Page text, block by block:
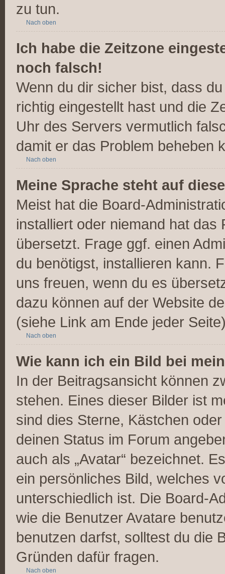
zu tun.
Nach oben
Ich habe die Zeitzone
noch falsch!
Wenn du dir sicher bist, dass
richtig eingestellt hast und die
Uhr des Servers vermutlich
damit er das Problem beheben
Nach oben
Meine Sprache steht auf
Meist hat die Board-
installiert oder niemand hat
übersetzt. Frage ggf. einen
du benötigst, installieren kann.
uns freuen, wenn du es
dazu können auf der Website
(siehe Link am Ende jeder
Nach oben
Wie kann ich ein Bild bei
In der Beitragsansicht können
stehen. Eines dieser Bilder ist
sind dies Sterne, Kästchen
deinen Status im Forum
auch als „Avatar“ bezeichnet.
ein persönliches Bild, welches
unterschiedlich ist. Die Board-
wie die Benutzer Avatare
benutzen darfst, solltest du die
Gründen dafür fragen.
Nach oben